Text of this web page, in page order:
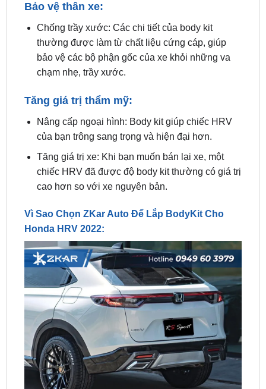
thường được làm từ chất liệu cứng cáp, giúp
bảo vệ các bộ phận gốc của xe khỏi những va
chạm nhẹ, trầy xước.
Tăng giá trị thẩm mỹ:
của bạn trông sang trọng và hiện đại hơn.
Tăng giá trị xe: Khi bạn muốn bán lại xe, một
chiếc HRV đã được độ body kit thường có giá trị
cao hơn so với xe nguyên bản.
Vì Sao Chọn ZKar Auto Để Lắp BodyKit Cho
Vì Sao Chọn ZKar Auto Để Lắp BodyKit Cho Honda